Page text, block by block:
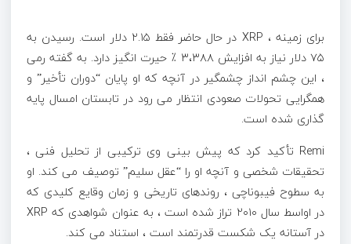
برای زمینه ، XRP در حال حاضر فقط ۲.۱۵ دلار است. رسیدن به
۷۵ دلار نیاز به افزایش ۳،۳۸۸ ٪ حیرت انگیز دارد. به گفته رمی
، این چشم انداز چشمگیر در آنچه که او پایان “دوران تأخیر” و
همگرایی تحولات صعودی انتظار می رود در تابستان امسال پایه
گذاری شده است.
Remi تأکید کرد که پیش بینی وی ترکیبی از تحلیل فنی ،
تحقیقات شخصی و آنچه او را “عقل سلیم” توصیف می کند. او
به سطوح فیبوناچی ، روندهای تاریخی و زمان وقایع کلیدی که
در اواسط سال ۲۰۱۰ تراز شده است ، به عنوان شواهدی که XRP
در آستانه یک شکست قدرتمند است ، استناد می کند.